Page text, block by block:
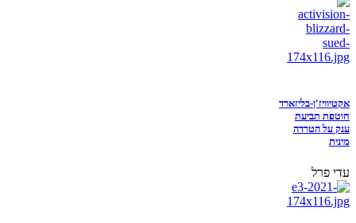
אקטיוויז'ן-בליזארד
חוטפת תביעת
ענק על הטרדה
מינית
עדי פרל